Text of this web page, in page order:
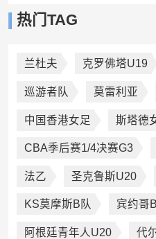
热门TAG
兰杜夫 克罗佛塔U19
巡游者队 莫雷利亚
中国香港女足 斯塔德
CBA季后赛1/4决赛G3
法乙 圣克鲁斯U20
KS莫摩斯B队 宾约哥
阿根廷青年人U20 代